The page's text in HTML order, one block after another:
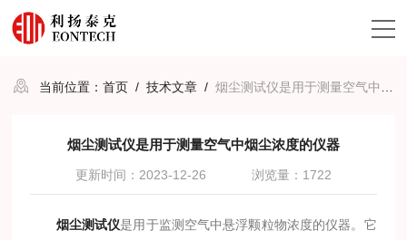
当前位置：首页 /技术文章 /烟尘测试仪是用于测量空气中烟尘浓度的仪器
烟尘测试仪是用于测量空气中烟尘浓度的仪器
更新时间：2023-12-26 浏览量：1722
烟尘测试仪是用于监测空气中悬浮颗粒物浓度的仪器。它